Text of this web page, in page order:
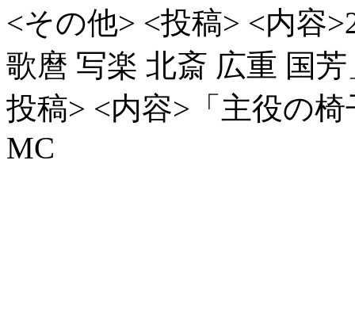
<その他> <投稿> <内
歌麿 写楽 北斎 広重 国
投稿> <内容>「主役の
MC